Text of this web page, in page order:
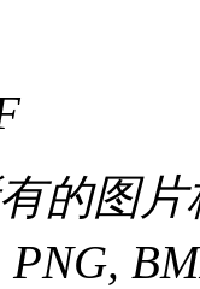
的图
PNG,